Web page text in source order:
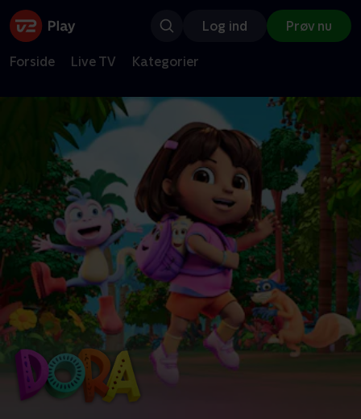
Log ind Prøv nu
Forside Live TV Kategorier